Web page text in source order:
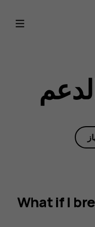
What if I